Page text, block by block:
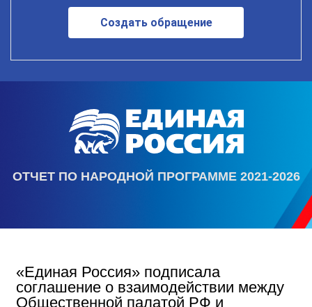
Создать обращение
ОТЧЕТ ПО НАРОДНОЙ ПРОГРАММЕ 2021-2026
«Единая Россия» подписала
соглашение о взаимодействии между
Общественной палатой РФ и